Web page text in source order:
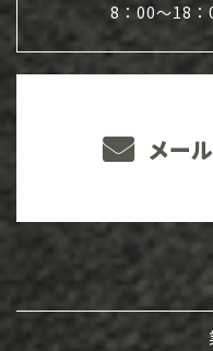
8：00～18：
メー